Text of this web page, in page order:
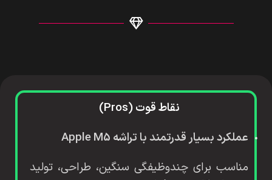
نقاط قوت (Pros)
عملکرد بسیار قدرتمند با تراشه Apple M5
مناسب برای چندوظیفگی سنگین، طراحی، تولید